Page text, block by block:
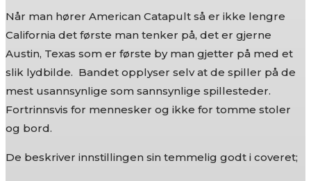
Når man hører American Catapult så er ikke lengre
California det første man tenker på, det er gjerne
Austin, Texas som er første by man gjetter på med et
slik lydbilde. Bandet opplyser selv at de spiller på de
mest usannsynlige som sannsynlige spillesteder.
Fortrinnsvis for mennesker og ikke for tomme stoler
og bord.
De beskriver innstillingen sin temmelig godt i coveret;